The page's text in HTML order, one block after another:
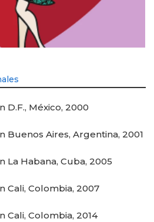
D.F., México, 2000
Buenos Aires, Argentina, 2001
La Habana, Cuba, 2005
Cali, Colombia, 2007
Cali, Colombia, 2014